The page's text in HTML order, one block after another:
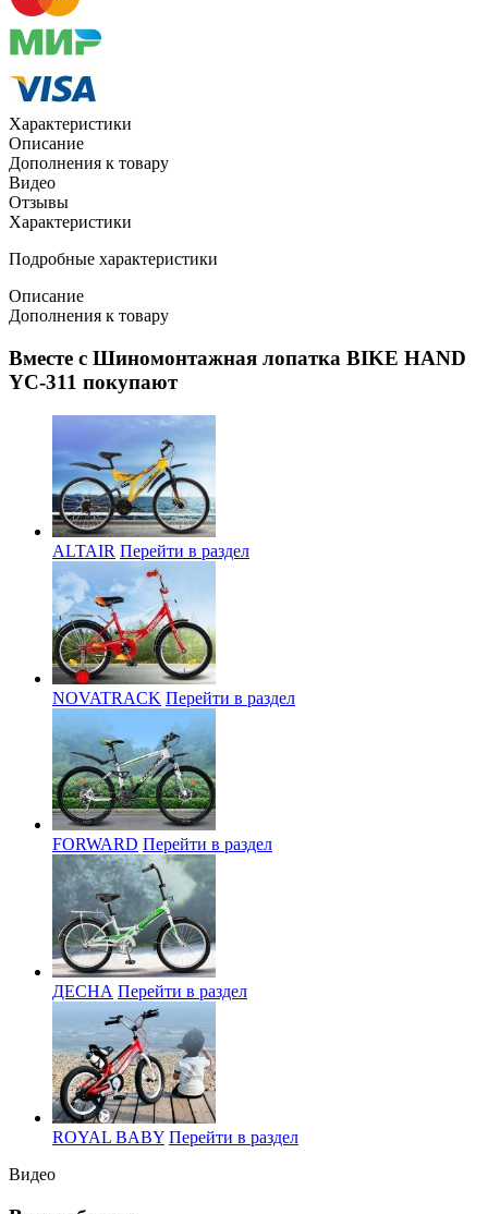
Характеристики
Описание
Дополнения к товару
Видео
Отзывы
Характеристики
Подробные характеристики
Описание
Дополнения к товару
Вместе с Шиномонтажная лопатка BIKE HAND
YC-311 покупают
ALTAIR Перейти в раздел
NOVATRACK Перейти в раздел
FORWARD Перейти в раздел
ДЕСНА Перейти в раздел
ROYAL BABY Перейти в раздел
Видео